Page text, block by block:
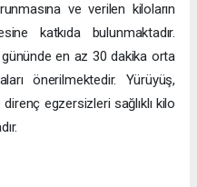
ve verilen kiloların
katkıda bulunmaktadır.
en az 30 dakika orta
önerilmektedir. Yürüyüş,
egzersizleri sağlıklı kilo